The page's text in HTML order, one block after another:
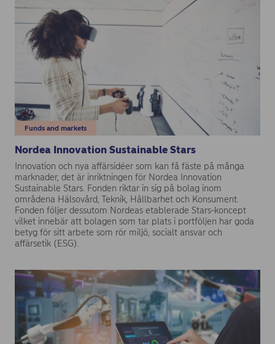
Funds and markets
Nordea Innovation Sustainable Stars
Innovation och nya affärsidéer som kan få fäste på många
marknader, det är inriktningen för Nordea Innovation
Sustainable Stars. Fonden riktar in sig på bolag inom
områdena Hälsovård, Teknik, Hållbarhet och Konsument.
Fonden följer dessutom Nordeas etablerade Stars-koncept
vilket innebär att bolagen som tar plats i portföljen har goda
betyg för sitt arbete som rör miljö, socialt ansvar och
affärsetik (ESG).